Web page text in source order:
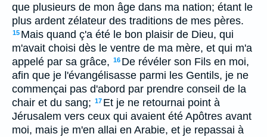
que plusieurs de mon âge dans ma nation; étant le
plus ardent zélateur des traditions de mes pères.
15 Mais quand ç'a été le bon plaisir de Dieu, qui
m'avait choisi dès le ventre de ma mère, et qui m'a
appelé par sa grâce, 16 De révéler son Fils en moi,
afin que je l'évangélisasse parmi les Gentils, je ne
commençai pas d'abord par prendre conseil de la
chair et du sang; 17 Et je ne retournai point à
Jérusalem vers ceux qui avaient été Apôtres avant
moi, mais je m'en allai en Arabie, et je repassai à